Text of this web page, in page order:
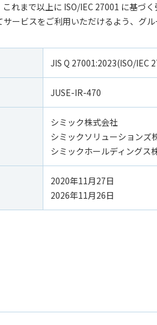
れまで以上に ISO/IEC 27001 に基づ
ービスをご利用いただけるよう、グ
JIS Q 27001:2023(ISO/IEC
JUSE-IR-470
シミック株式会社
シミックソリューションズ
シミックホールディングス
2020年11月27日
2026年11月26日